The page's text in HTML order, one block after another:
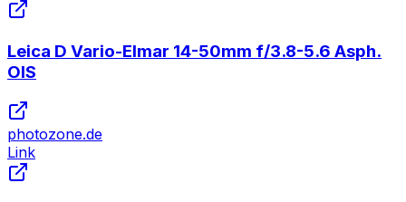
Leica D Vario-Elmar 14-50mm f/3.8-5.6 Asph.
OIS
photozone.de
Link